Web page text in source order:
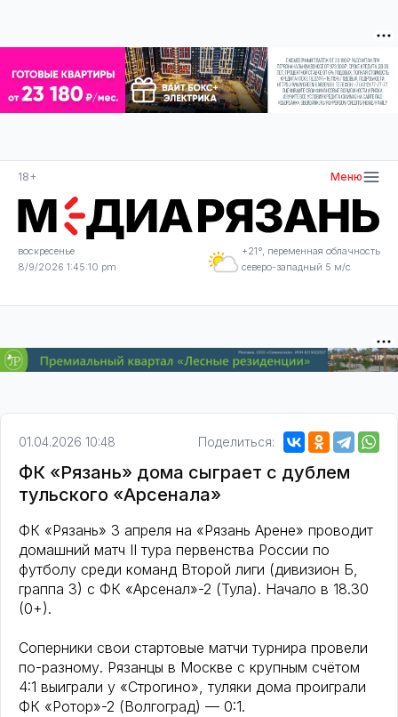
18+ Меню
воскресенье
8/9/2026 1:45:10 pm
+21°, переменная облачность
северо-западный 5 м/с
01.04.2026 10:48 Поделиться:
ФК «Рязань» дома сыграет с дублем
тульского «Арсенала»
ФК «Рязань» 3 апреля на «Рязань Арене» проводит
домашний матч II тура первенства России по
футболу среди команд Второй лиги (дивизион Б,
граппа 3) с ФК «Арсенал»-2 (Тула). Начало в 18.30
(0+).
Соперники свои стартовые матчи турнира провели
по-разному. Рязанцы в Москве с крупным счётом
4:1 выиграли у «Строгино», туляки дома проиграли
ФК «Ротор»-2 (Волгоград) — 0:1.